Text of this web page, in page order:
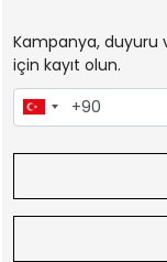
Kampanya, duyuru
için kayıt olun.